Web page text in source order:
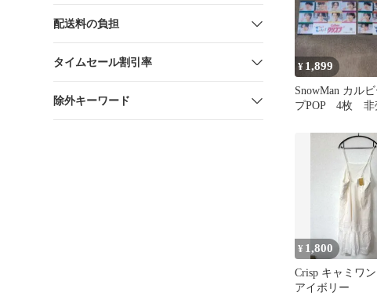
配送料の負担
タイムセール割引率
除外キーワード
¥ 1,899
SnowMan カル
プPOP 4枚 非
¥ 1,800
Crisp キャミワ
アイボリー